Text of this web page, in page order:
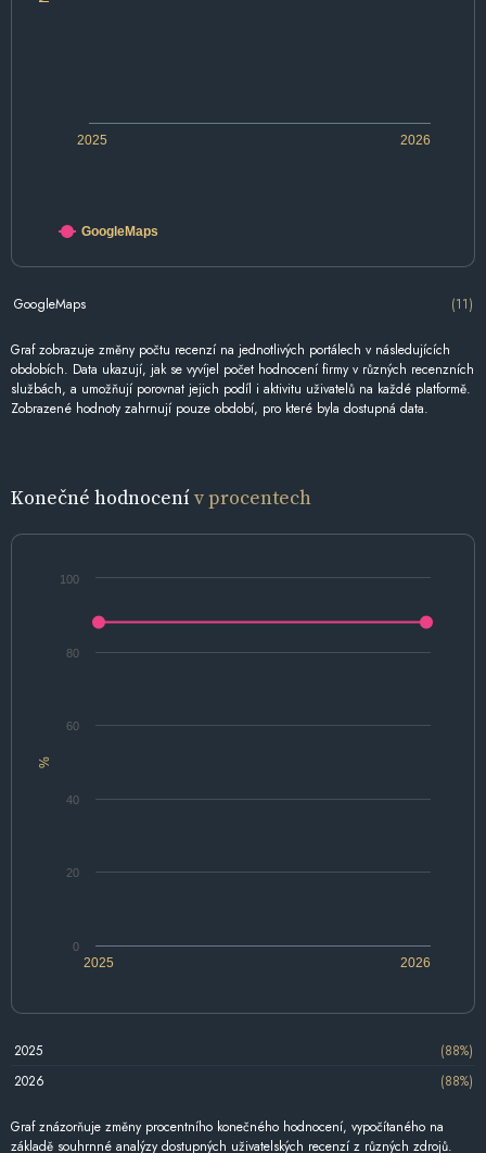
2025 2026
GoogleMaps
GoogleMaps (11)
Graf zobrazuje změny počtu recenzí na jednotlivých portálech v následujících
obdobích. Data ukazují, jak se vyvíjel počet hodnocení firmy v různých recenzních
službách, a umožňují porovnat jejich podíl i aktivitu uživatelů na každé platformě.
Zobrazené hodnoty zahrnují pouze období, pro které byla dostupná data.
Konečné hodnocenív procentech
%
2025 2026
0
20
40
60
80
100
2025
(88%)
2026
(88%)
Graf znázorňuje změny procentního konečného hodnocení, vypočítaného na
základě souhrnné analýzy dostupných uživatelských recenzí z různých zdrojů.